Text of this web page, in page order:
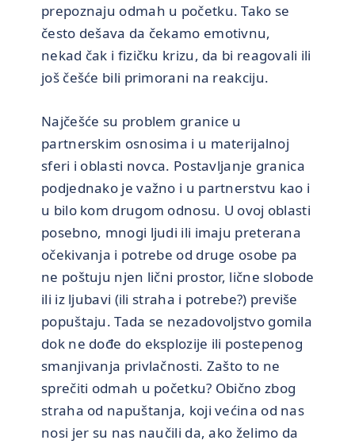
prepoznaju odmah u početku. Tako se
često dešava da čekamo emotivnu,
nekad čak i fizičku krizu, da bi reagovali ili
još češće bili primorani na reakciju.
Najčešće su problem granice u
partnerskim osnosima i u materijalnoj
sferi i oblasti novca. Postavljanje granica
podjednako je važno i u partnerstvu kao i
u bilo kom drugom odnosu. U ovoj oblasti
posebno, mnogi ljudi ili imaju preterana
očekivanja i potrebe od druge osobe pa
ne poštuju njen lični prostor, lične slobode
ili iz ljubavi (ili straha i potrebe?) previše
popuštaju. Tada se nezadovoljstvo gomila
dok ne dođe do eksplozije ili postepenog
smanjivanja privlačnosti. Zašto to ne
sprečiti odmah u početku? Obično zbog
straha od napuštanja, koji većina od nas
nosi jer su nas naučili da, ako želimo da